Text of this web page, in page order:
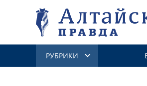
РУБРИКИ